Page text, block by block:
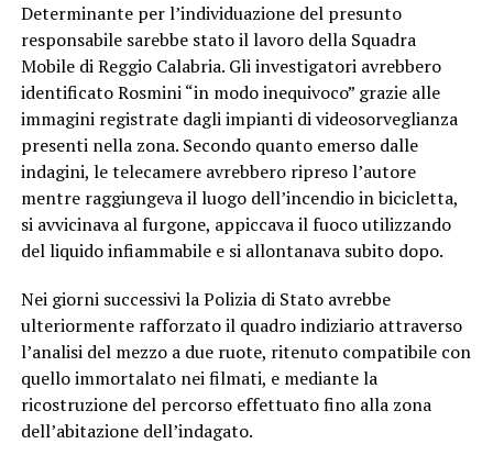
Determinante per l’individuazione del presunto
responsabile sarebbe stato il lavoro della Squadra
Mobile di Reggio Calabria. Gli investigatori avrebbero
identificato Rosmini “in modo inequivoco” grazie alle
immagini registrate dagli impianti di videosorveglianza
presenti nella zona. Secondo quanto emerso dalle
indagini, le telecamere avrebbero ripreso l’autore
mentre raggiungeva il luogo dell’incendio in bicicletta,
si avvicinava al furgone, appiccava il fuoco utilizzando
del liquido infiammabile e si allontanava subito dopo.
Nei giorni successivi la Polizia di Stato avrebbe
ulteriormente rafforzato il quadro indiziario attraverso
l’analisi del mezzo a due ruote, ritenuto compatibile con
quello immortalato nei filmati, e mediante la
ricostruzione del percorso effettuato fino alla zona
dell’abitazione dell’indagato.